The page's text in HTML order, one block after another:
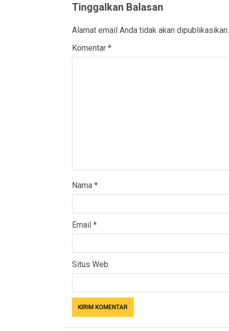
Tinggalkan Balasan
Alamat email Anda tidak akan dipublikasikan.
Komentar *
Nama *
Email *
Situs Web